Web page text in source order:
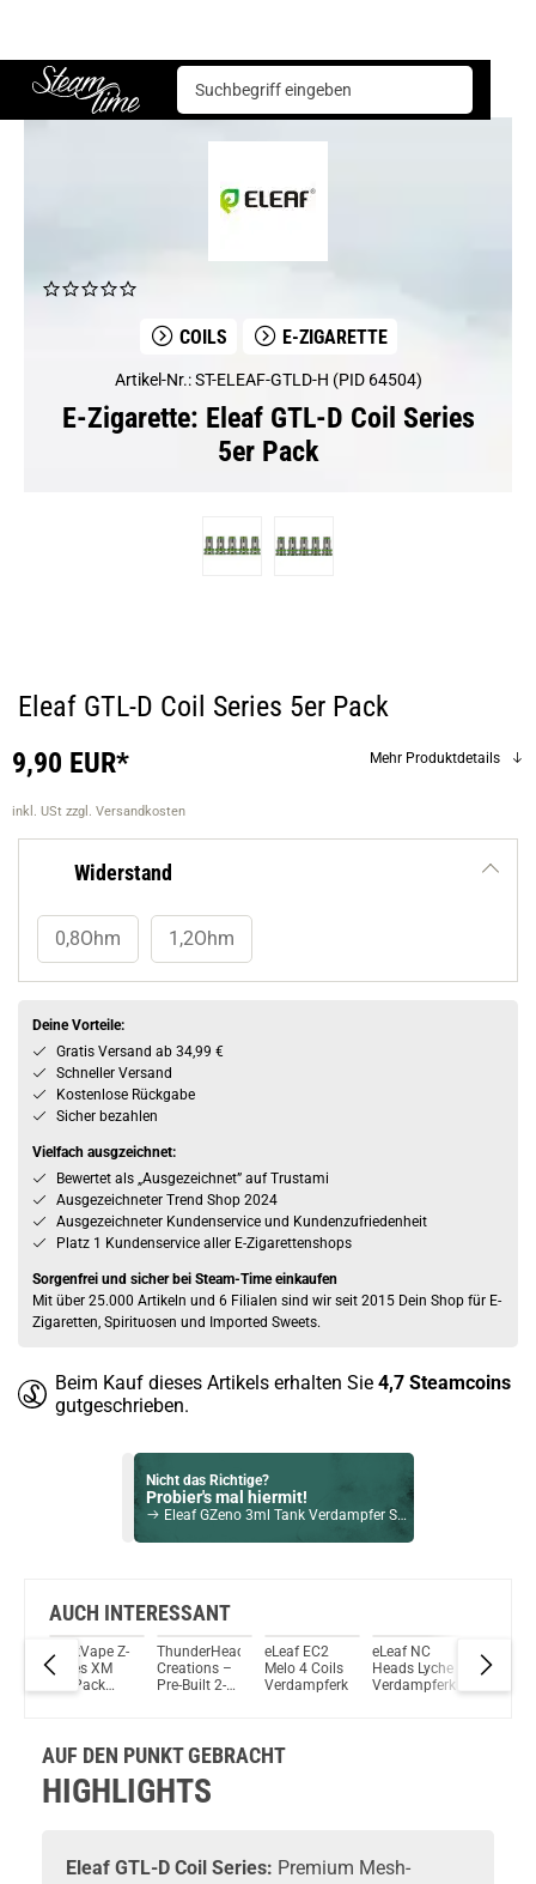
Steam time
E-Zigarette Eleaf GTL-D Coil Series 5er Pack
COILS E-ZIGARETTE
Artikel-Nr.: ST-ELEAF-GTLD-H (PID 64504)
E-Zigarette: Eleaf GTL-D Coil Series
5er Pack
Eleaf GTL-D Coil Series 5er Pack
9,90 EUR*
inkl. USt zzgl. Versandkosten
Mehr Produktdetails
Widerstand
0,8Ohm 1,2Ohm
Deine Vorteile:
Gratis Versand ab 34,99 €
Schneller Versand
Kostenlose Rückgabe
Sicher bezahlen
Vielfach ausgzeichnet:
Bewertet als „Ausgezeichnet” auf Trustami
Ausgezeichneter Trend Shop 2024
Ausgezeichneter Kundenservice und Kundenzufriedenheit
Platz 1 Kundenservice aller E-Zigarettenshops
Sorgenfrei und sicher bei Steam-Time einkaufen
Mit über 25.000 Artikeln und 6 Filialen sind wir seit 2015 Dein Shop für E-
Zigaretten, Spirituosen und Imported Sweets.
Beim Kauf dieses Artikels erhalten Sie 4,7 Steamcoins
gutgeschrieben.
Nicht das Richtige?
Probier's mal hiermit!
Eleaf GZeno 3ml Tank Verdampfer Silber
OBS Engine 6ml 100W Kit inkl. Engine S Tank Silver-Ink-Black
Du willst Kröten sparen?
Schau mal hier!
Vsticking VIY 1,8ml 750mAh Pod System Kit Rose Gold
AUCH INTERESSANT
GeekVape Z-
Series XM
5er Pack
ThunderHead
Creations –
Pre-Built 2-
eLeaf EC2
Melo 4 Coils
Verdampferköpfe
eLeaf NC
Heads Lyche
Verdampferköpfe
Serie
AUF DEN PUNKT GEBRACHT
HIGHLIGHTS
Eleaf GTL-D Coil Series: Premium Mesh-